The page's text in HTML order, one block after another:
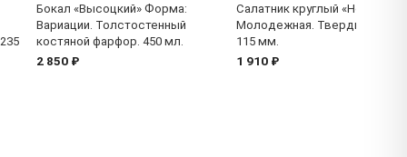
Бокал «Высоцкий» Форма:
Вариации. Толстостенный
костяной фарфор. 450 мл.
2 850 ₽
Салатник круглый «Ночь»
Молодежная. Твердый
115 мм.
1 910 ₽